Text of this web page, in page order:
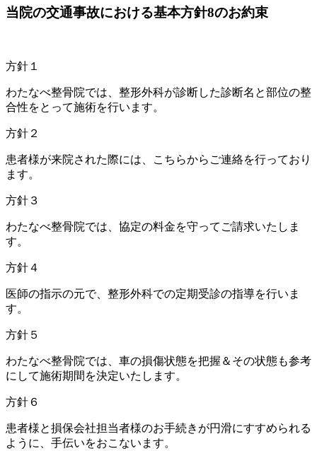
当院の交通事故における基本方針8のお約束
方針１
わたなべ整骨院では、 整形外科が診断した診断名と部位の整
合性をとって施術を行います。
方針２
患者様が来院された際には、こちらからご連絡を行っており
ます。
方針３
わたなべ整骨院では、 協定の料金を守ってご請求いたしま
す。
方針４
医師の指示の元で、 整形外科での定期受診の指導を行いま
す。
方針５
わたなべ整骨院では、 車の損傷状態を把握＆その状態も参考
に して施術期間を決定いたします。
方針６
患者様と損保会社担当者様のお手続きが円滑にすすめられる
ように、手伝いをおこないます。